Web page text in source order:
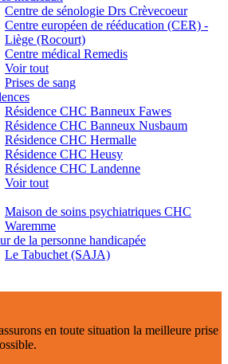
Centre de sénologie Drs Crèvecoeur
Centre européen de rééducation (CER) -
Liège (Rocourt)
Centre médical Remedis
Voir tout
Prises de sang
Résidence CHC Banneux Fawes
Résidence CHC Banneux Nusbaum
Résidence CHC Hermalle
Résidence CHC Heusy
Résidence CHC Landenne
Voir tout
Maison de soins psychiatriques CHC
Waremme
de la personne handicapée
Le Tabuchet (SAJA)
en toute situation la meilleure prise